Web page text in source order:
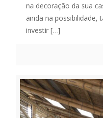
na decoração da sua
ainda na possibilidade,
investir […]